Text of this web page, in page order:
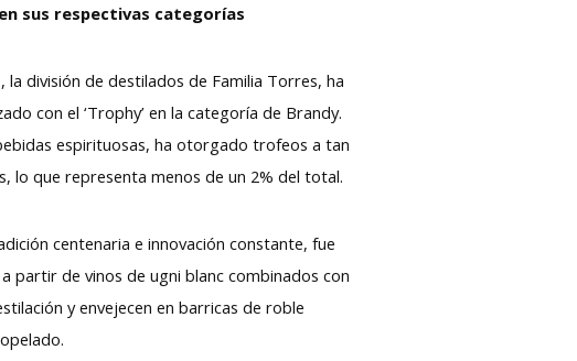
sus respectivas categorías
división de destilados de Familia Torres, ha
con el ‘Trophy’ en la categoría de Brandy.
espirituosas, ha otorgado trofeos a tan
lo que representa menos de un 2% del total.
centenaria e innovación constante, fue
partir de vinos de ugni blanc combinados con
y envejecen en barricas de roble